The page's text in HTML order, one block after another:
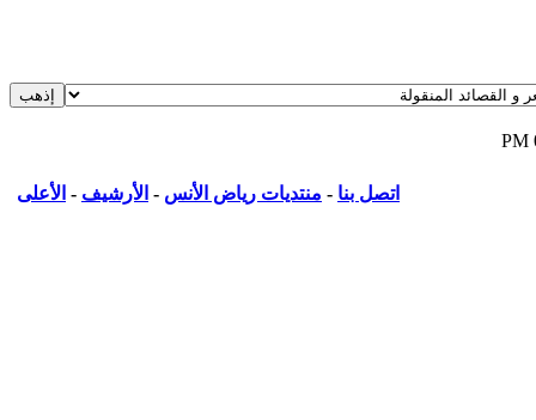
اتصل بنا - منتديات رياض الأنس - الأرشيف - الأعلى